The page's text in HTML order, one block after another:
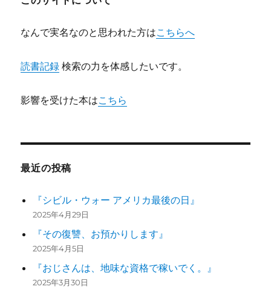
なんで実名なのと思われた方はこちらへ
読書記録 検索の力を体感したいです。
影響を受けた本はこちら
最近の投稿
『シビル・ウォー アメリカ最後の日』
2025年4月29日
『その復讐、お預かりします』
2025年4月5日
『おじさんは、地味な資格で稼いでく。』
2025年3月30日